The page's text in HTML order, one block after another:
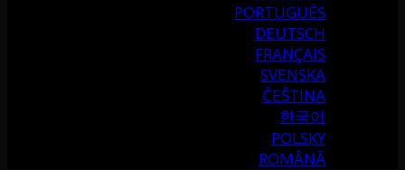
PORTUGUÉS
DEUTSCH
FRANÇAIS
SVENSKA
ČEŠTINA
한국어
POLSKY
ROMÂNĂ